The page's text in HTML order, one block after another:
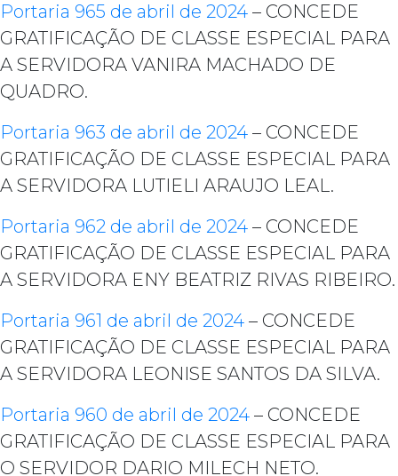
Portaria 965 de abril de 2024 – CONCEDE
GRATIFICAÇÃO DE CLASSE ESPECIAL PARA
A SERVIDORA VANIRA MACHADO DE
QUADRO.
Portaria 963 de abril de 2024 – CONCEDE
GRATIFICAÇÃO DE CLASSE ESPECIAL PARA
A SERVIDORA LUTIELI ARAUJO LEAL.
Portaria 962 de abril de 2024 – CONCEDE
GRATIFICAÇÃO DE CLASSE ESPECIAL PARA
A SERVIDORA ENY BEATRIZ RIVAS RIBEIRO.
Portaria 961 de abril de 2024 – CONCEDE
GRATIFICAÇÃO DE CLASSE ESPECIAL PARA
A SERVIDORA LEONISE SANTOS DA SILVA.
Portaria 960 de abril de 2024 – CONCEDE
GRATIFICAÇÃO DE CLASSE ESPECIAL PARA
O SERVIDOR DARIO MILECH NETO.